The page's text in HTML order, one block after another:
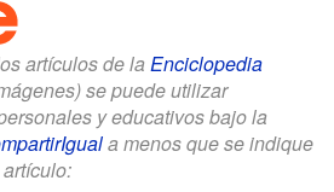
artículos de la Enciclopedia
se puede utilizar
y educativos bajo la
a menos que se indique